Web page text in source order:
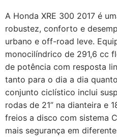
A Honda XRE 300 2017 é
robustez, conforto e
urbano e off-road leve.
monocilíndrico de 291,6 cc
de potência com resposta
tanto para o dia a dia
conjunto ciclístico inclui
rodas de 21” na dianteira e
freios a disco com sistema
mais segurança em